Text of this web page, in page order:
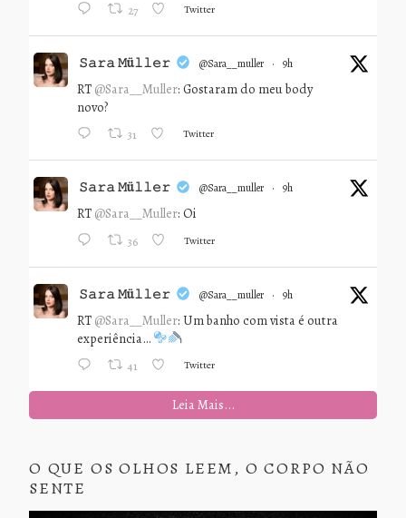
27 Twitter
𝚂𝚊𝚛𝚊 𝙼ü𝚕𝚕𝚎𝚛 @sara__muller · 9h
RT @Sara__Muller: Gostaram do meu body
novo?
31 Twitter
𝚂𝚊𝚛𝚊 𝙼ü𝚕𝚕𝚎𝚛 @sara__muller · 9h
RT @Sara__Muller: Oi
36 Twitter
𝚂𝚊𝚛𝚊 𝙼ü𝚕𝚕𝚎𝚛 @sara__muller · 9h
RT @Sara__Muller: Um banho com vista é outra
experiência…
41 Twitter
Leia Mais...
O QUE OS OLHOS LEEM, O CORPO NÃO
SENTE